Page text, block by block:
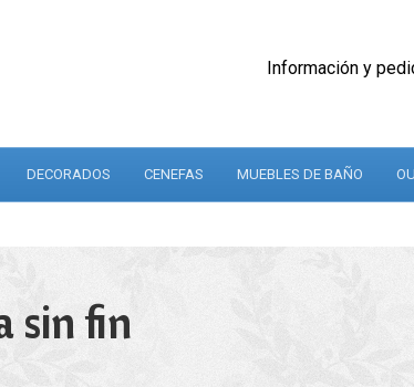
Información y
DECORADOS CENEFAS MUEBLES DE BAÑO
sin fin